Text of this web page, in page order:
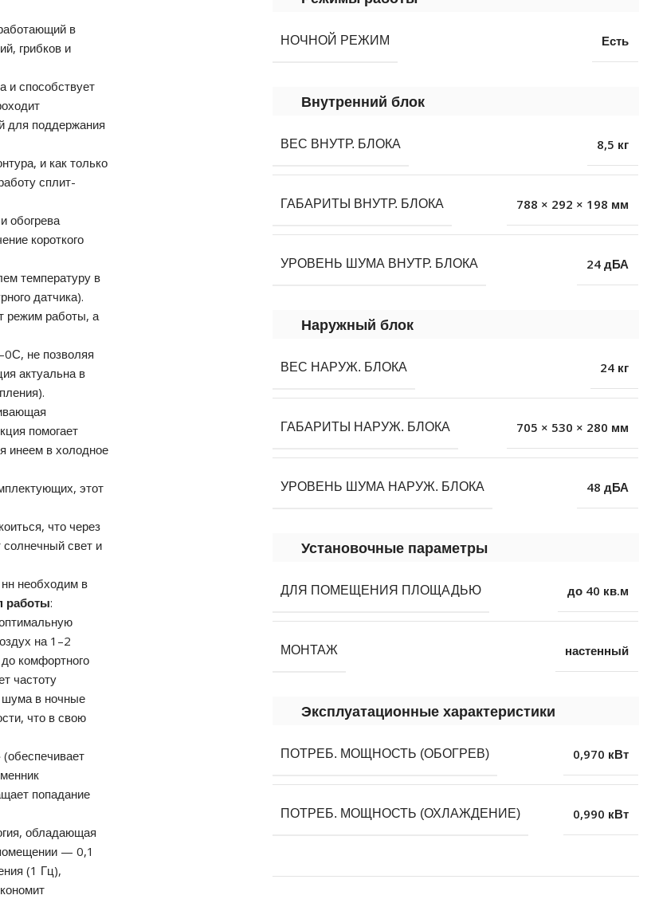
в
грибков и
и способствует
для поддержания
и как только
сплит-
обогрева
короткого
температуру в
датчика).
режим работы, а
не позволяя
актуальна в
помогает
инеем в холодное
этот
что через
солнечный свет и
необходим в
работы:
на 1–2
комфортного
частоту
шума в ночные
что в свою
(обеспечивает
попадание
обладающая
— 0,1
(1 Гц),
НОЧНОЙ РЕЖИМ Есть
Внутренний блок
ВЕС ВНУТР. БЛОКА 8,5 кг
ГАБАРИТЫ ВНУТР. БЛОКА 788 × 292 × 198 мм
УРОВЕНЬ ШУМА ВНУТР. БЛОКА 24 дБА
Наружный блок
ВЕС НАРУЖ. БЛОКА 24 кг
ГАБАРИТЫ НАРУЖ. БЛОКА 705 × 530 × 280 мм
УРОВЕНЬ ШУМА НАРУЖ. БЛОКА 48 дБА
Установочные параметры
ДЛЯ ПОМЕЩЕНИЯ ПЛОЩАДЬЮ до 40 кв.м
МОНТАЖ настенный
Эксплуатационные характеристики
ПОТРЕБ. МОЩНОСТЬ (ОБОГРЕВ) 0,970 кВт
ПОТРЕБ. МОЩНОСТЬ (ОХЛАЖДЕНИЕ) 0,990 кВт